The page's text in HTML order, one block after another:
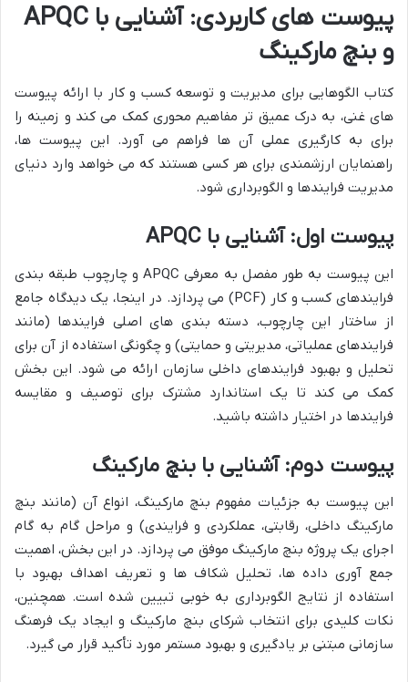
پیوست های کاربردی: آشنایی با APQC
و بنچ مارکینگ
کتاب الگوهایی برای مدیریت و توسعه کسب و کار با ارائه پیوست
های غنی، به درک عمیق تر مفاهیم محوری کمک می کند و زمینه را
برای به کارگیری عملی آن ها فراهم می آورد. این پیوست ها،
راهنمایان ارزشمندی برای هر کسی هستند که می خواهد وارد دنیای
مدیریت فرایندها و الگوبرداری شود.
پیوست اول: آشنایی با APQC
این پیوست به طور مفصل به معرفی APQC و چارچوب طبقه بندی
فرایندهای کسب و کار (PCF) می پردازد. در اینجا، یک دیدگاه جامع
از ساختار این چارچوب، دسته بندی های اصلی فرایندها (مانند
فرایندهای عملیاتی، مدیریتی و حمایتی) و چگونگی استفاده از آن برای
تحلیل و بهبود فرایندهای داخلی سازمان ارائه می شود. این بخش
کمک می کند تا یک استاندارد مشترک برای توصیف و مقایسه
فرایندها در اختیار داشته باشید.
پیوست دوم: آشنایی با بنچ مارکینگ
این پیوست به جزئیات مفهوم بنچ مارکینگ، انواع آن (مانند بنچ
مارکینگ داخلی، رقابتی، عملکردی و فرایندی) و مراحل گام به گام
اجرای یک پروژه بنچ مارکینگ موفق می پردازد. در این بخش، اهمیت
جمع آوری داده ها، تحلیل شکاف ها و تعریف اهداف بهبود با
استفاده از نتایج الگوبرداری به خوبی تبیین شده است. همچنین،
نکات کلیدی برای انتخاب شرکای بنچ مارکینگ و ایجاد یک فرهنگ
سازمانی مبتنی بر یادگیری و بهبود مستمر مورد تأکید قرار می گیرد.